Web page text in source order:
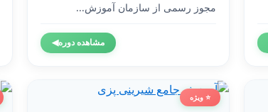
مجوز رسمی از سازمان آموزش...
مشاهده دوره◀
⭐ ویژه